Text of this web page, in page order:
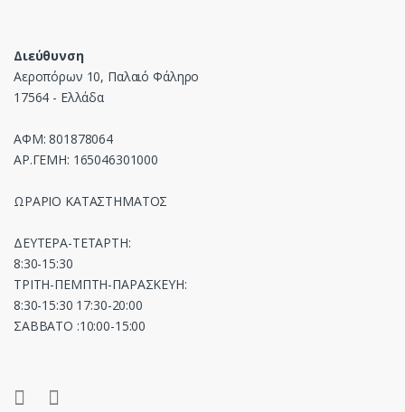
Διεύθυνση
Αεροπόρων 10, Παλαιό Φάληρο
17564 - Ελλάδα
ΑΦΜ: 801878064
ΑΡ.ΓΕΜΗ: 165046301000
ΩΡΑΡΙΟ ΚΑΤΑΣΤΗΜΑΤΟΣ
ΔΕΥΤΕΡΑ-ΤΕΤΑΡΤΗ:
8:30-15:30
ΤΡΙΤΗ-ΠΕΜΠΤΗ-ΠΑΡΑΣΚΕΥΗ:
8:30-15:30 17:30-20:00
ΣΑΒΒΑΤΟ :10:00-15:00